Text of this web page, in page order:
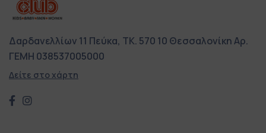
Δαρδανελλίων 11 Πεύκα, ΤΚ. 570 10 ΘεσσαλονίκηΑρ.
ΓΕΜΗ 038537005000
Δείτε στο χάρτη